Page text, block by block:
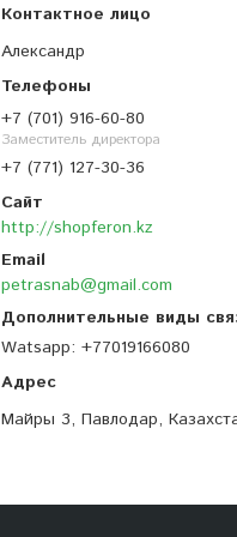
Александр
+7 (701) 916-60-80
Заместитель директора
+7 (771) 127-30-36
http://shopferon.kz
petrasnab@gmail.com
Watsapp +77019166080
Майры 3, Павлодар,